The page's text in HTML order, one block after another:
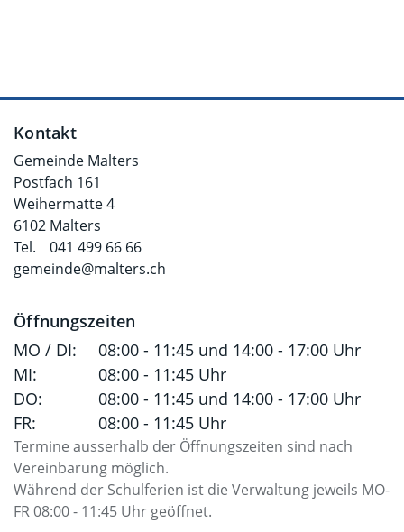
Fusszeile
Kontakt
Gemeinde Malters
Postfach 161
Weihermatte 4
6102 Malters
Tel.
041 499 66 66
gemeinde@malters.ch
Öffnungszeiten
MO / DI:
08:00 - 11:45 und 14:00 - 17:00 Uhr
MI:
08:00 - 11:45 Uhr
DO:
08:00 - 11:45 und 14:00 - 17:00 Uhr
FR:
08:00 - 11:45 Uhr
Termine ausserhalb der Öffnungszeiten sind nach
Vereinbarung möglich.
Während der Schulferien ist die Verwaltung jeweils MO-
FR 08:00 - 11:45 Uhr geöffnet.